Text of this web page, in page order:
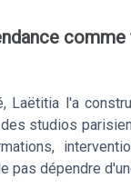
Laëtitia l'a
studios
pas dépendre